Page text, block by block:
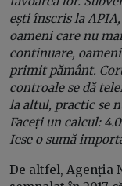
ești înscris la
oameni care nu
continuare,
primit pământ.
controale se dă
la altul, practic se
Faceți un calcul:
Iese o sumă
De altfel, Agenția